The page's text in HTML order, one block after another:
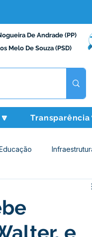
De Andrade (PP)
Melo De Souza (PSD)
Datas Comemorativase